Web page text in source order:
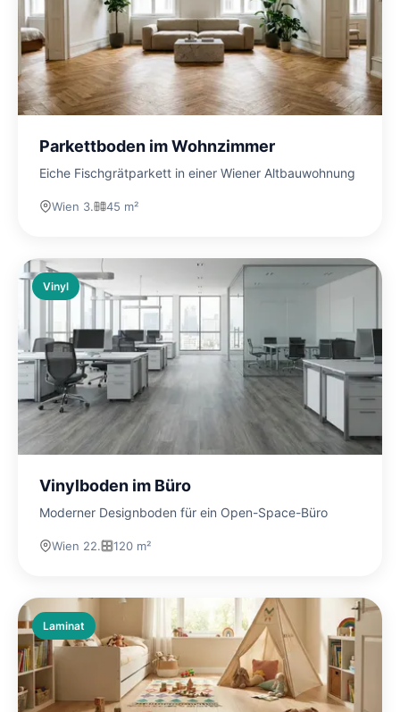
Parkettboden im Wohnzimmer
Eiche Fischgrätparkett in einer Wiener Altbauwohnung
Wien 3. 45 m²
Vinyl
Vinylboden im Büro
Moderner Designboden für ein Open-Space-Büro
Wien 22. 120 m²
Laminat